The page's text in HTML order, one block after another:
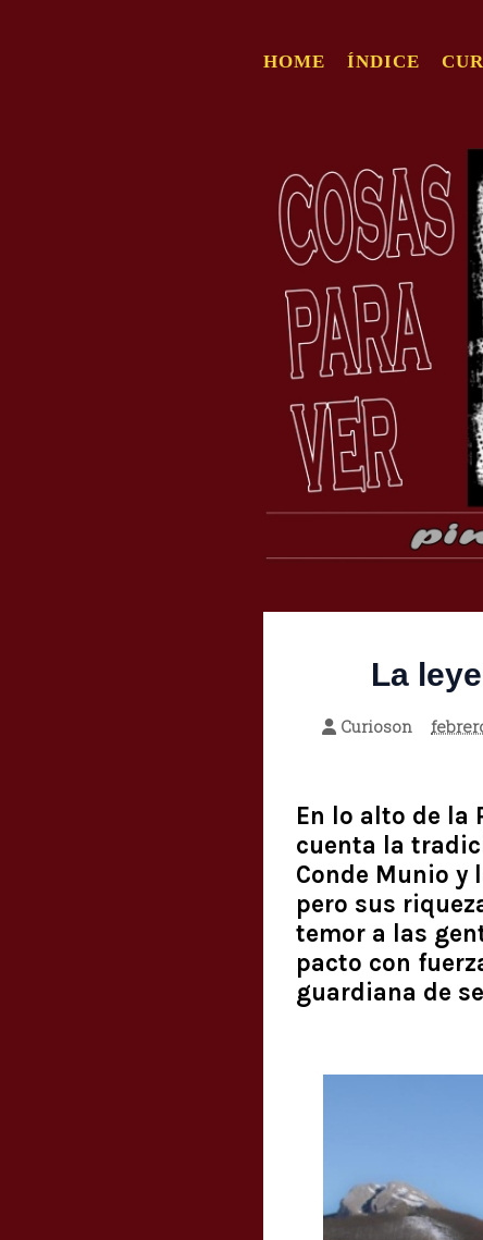
HOME ÍNDICE
La
Curioson
En lo alto de la
cuenta la
Conde Munio y
pero sus
temor a las
pacto con
guardiana de